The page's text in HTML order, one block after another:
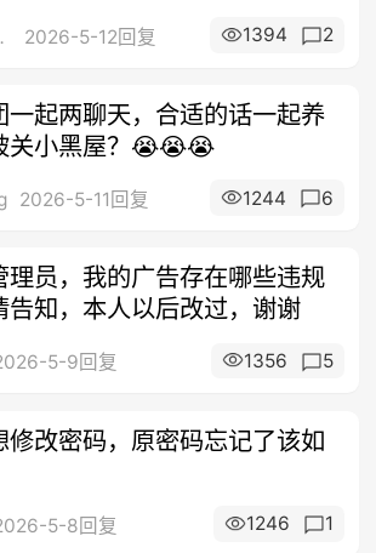
2026-5-12回复 1394 2
一起两聊天，合适的话一起养
关小黑屋？😭😭😭
2026-5-11回复 1244 6
理员，我的广告存在哪些违规
告知，本人以后改过，谢谢
5-9回复 1356 5
修改密码，原密码忘记了该如
5-8回复 1246 1